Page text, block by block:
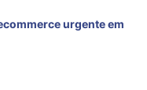
urgente em